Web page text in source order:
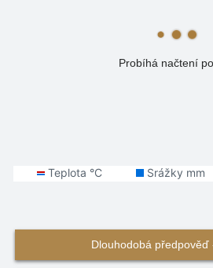
Probíhá načtení
Dlouhodobá předpověď